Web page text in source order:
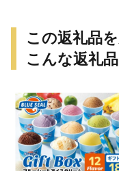
この返礼品
こんな返礼